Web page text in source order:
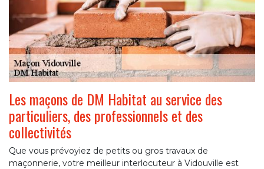
Les maçons de DM Habitat au service des
particuliers, des professionnels et des
collectivités
Que vous prévoyiez de petits ou gros travaux de
maçonnerie, votre meilleur interlocuteur à Vidouville est